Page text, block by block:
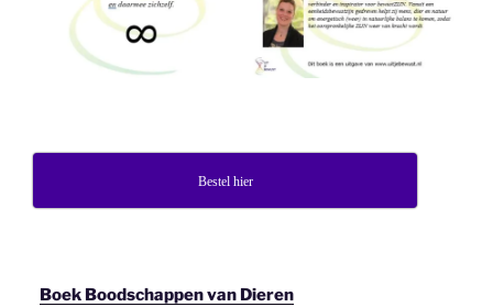
Bestel hier
Boek Boodschappen van Dieren